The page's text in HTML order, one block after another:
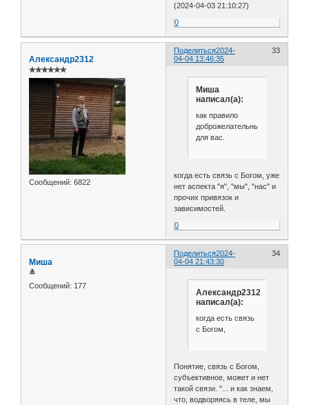
(2024-04-03 21:10:27)
0
Поделиться 33
2024-
04-04 13:46:35
Александр2312
✯✯✯✯✯✯
Сообщений: 6822
Миша
написал(а):
как правило
доброжелательные
для вас.
когда есть связь с Богом, уже
нет аспекта "я", "мы", "нас" и
прочих привязок и
зависимостей.
0
Поделиться 34
2024-
04-04 21:43:30
Миша
≛
Сообщений: 177
Александр2312
написал(а):
когда есть связь
с Богом,
Понятие, связь с Богом,
субъективное, может и нет
такой связи. "... и как знаем,
что, водворяясь в теле, мы